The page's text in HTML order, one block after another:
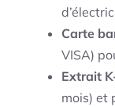
Carte
VISA)
Extrait
mois) et